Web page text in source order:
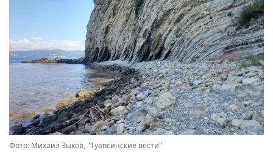
Фото: Михаил Зыков, "Туапсинские вести"